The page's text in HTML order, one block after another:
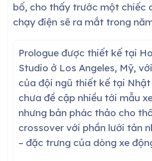
bố, cho thấy trước một chiếc
chạy điện sẽ ra mắt trong
Prologue được thiết kế tại
Studio ở Los Angeles, Mỹ,
của đội ngũ thiết kế tại Nhật
chưa đề cập nhiều tới mẫu
nhưng bản phác thảo cho
crossover với phần lưới tản
– đặc trưng của dòng xe